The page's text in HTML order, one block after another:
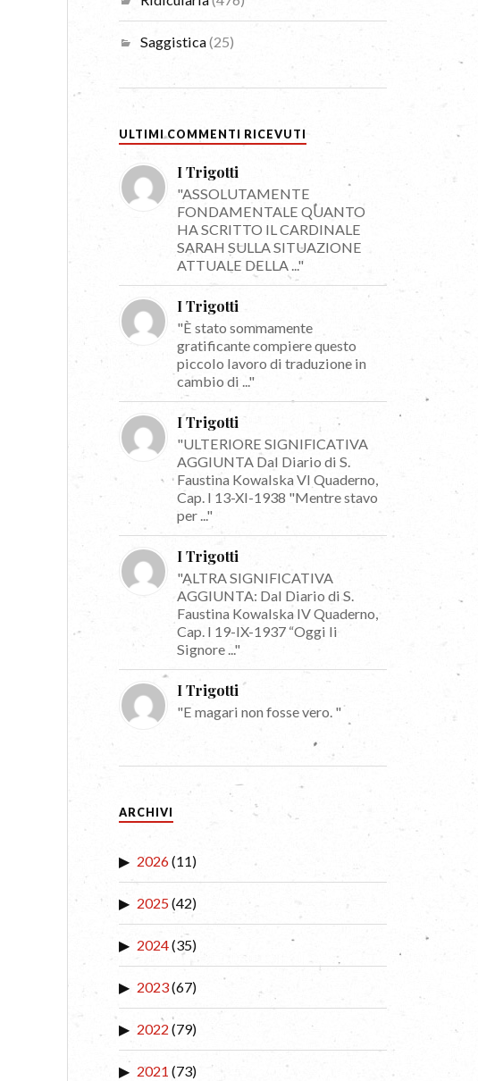
Saggistica(25)
ULTIMI COMMENTI RICEVUTI
I Trigotti
"ASSOLUTAMENTE
FONDAMENTALE QUANTO
HA SCRITTO IL CARDINALE
SARAH SULLA SITUAZIONE
ATTUALE DELLA ..."
I Trigotti
"È stato sommamente
gratificante compiere questo
piccolo lavoro di traduzione in
cambio di ..."
I Trigotti
"ULTERIORE SIGNIFICATIVA
AGGIUNTA Dal Diario di S.
Faustina Kowalska VI Quaderno,
Cap. I 13-XI-1938 "Mentre stavo
per ..."
I Trigotti
"ALTRA SIGNIFICATIVA
AGGIUNTA: Dal Diario di S.
Faustina Kowalska IV Quaderno,
Cap. I 19-IX-1937 “Oggi li
Signore ..."
I Trigotti
"E magari non fosse vero. "
ARCHIVI
2026(11)
2025(42)
2024(35)
2023(67)
2022 (79)
2021 (73)